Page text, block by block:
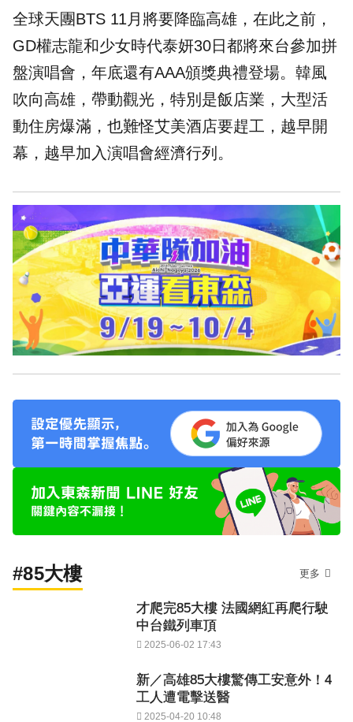
全球天團BTS 11月將要降臨高雄，在此之前，
GD權志龍和少女時代泰妍30日都將來台參加拼
盤演唱會，年底還有AAA頒獎典禮登場。韓風
吹向高雄，帶動觀光，特別是飯店業，大型活
動住房爆滿，也難怪艾美酒店要趕工，越早開
幕，越早加入演唱會經濟行列。
#85大樓 更多
才爬完85大樓 法國網紅再爬行駛
中台鐵列車頂
2025-06-02 17:43
新／高雄85大樓驚傳工安意外！4
工人遭電擊送醫
2025-04-20 10:48